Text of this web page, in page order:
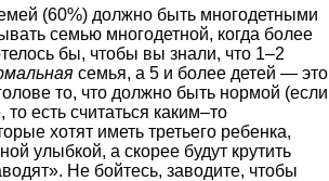
(60%) должно быть многодетными
семью многодетной, когда более
бы, чтобы вы знали, что 1–2
семья, а 5 и более детей — это
то, что должно быть нормой (если
есть считаться каким–то
хотят иметь третьего ребенка,
улыбкой, а скорее будут крутить
Не бойтесь, заводите, чтобы